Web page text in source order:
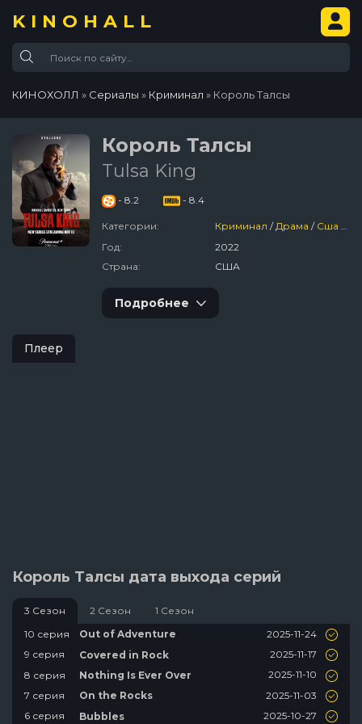
KINOHALL
КИНОХОЛЛ » Сериалы » Криминал » Король Талсы
Король Талсы
Tulsa King
- 8.2 - 8.4
Категории: Криминал /Драма / Сша /
Год:
2022
Страна:
США
Подробнее
Плеер
Король Талсы дата выхода серий
3 Сезон 2 Сезон
1 Сезон
10 серия
Out of Adventure
2025-11-24
9 серия
Covered in Rock
2025-11-17
8 серия
Nothing Is Ever Over
2025-11-10
7 серия
On the Rocks
2025-11-03
6 серия
Bubbles
2025-10-27